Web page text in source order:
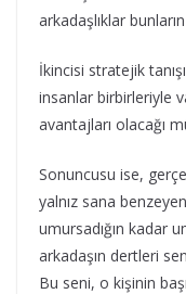
arkadaşlıklar
İkincisi stratejik
insanlar birbirleriyle
avantajları olacağı
Sonuncusu ise,
yalnız sana
umursadığın kadar
arkadaşın dertleri
Bu seni, o kişinin